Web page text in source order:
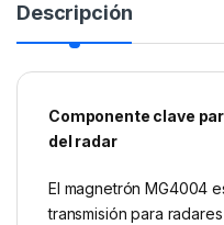
Descripción
Componente clave
del radar
El magnetrón MG4004
transmisión para